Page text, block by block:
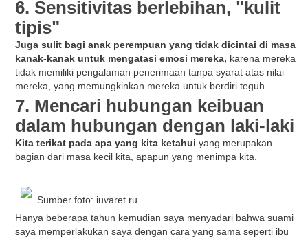
6. Sensitivitas berlebihan, "kulit
tipis"
Juga sulit bagi anak perempuan yang tidak dicintai di masa
kanak-kanak untuk mengatasi emosi mereka, karena mereka
tidak memiliki pengalaman penerimaan tanpa syarat atas nilai
mereka, yang memungkinkan mereka untuk berdiri teguh.
7. Mencari hubungan keibuan
dalam hubungan dengan laki-laki
Kita terikat pada apa yang kita ketahui yang merupakan
bagian dari masa kecil kita, apapun yang menimpa kita.
Sumber foto: iuvaret.ru
Hanya beberapa tahun kemudian saya menyadari bahwa suami
saya memperlakukan saya dengan cara yang sama seperti ibu